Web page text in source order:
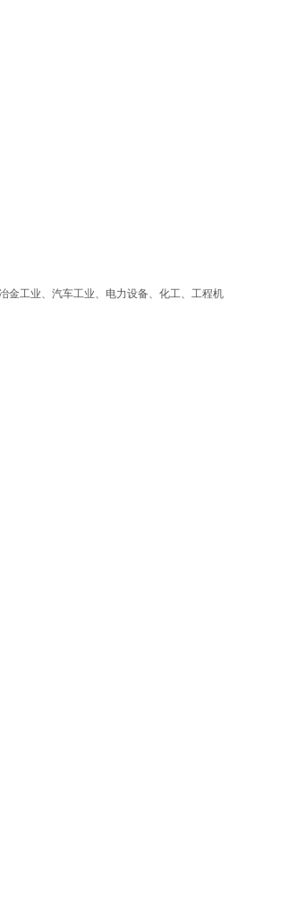
金工业、汽车工业、电力设备、化工、工程机